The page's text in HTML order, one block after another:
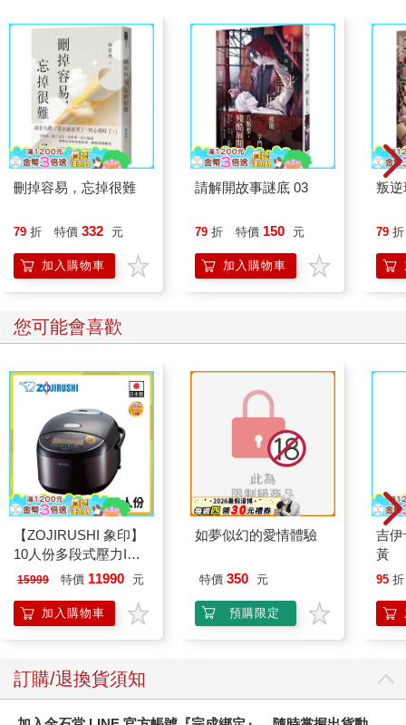
刪掉容易，忘掉很難
79 折 特價 332 元
加入購物車
請解開故事謎底 03
79 折 特價 150 元
加入購物車
叛逆
79 折
您可能會喜歡
【ZOJIRUSHI 象印】
10人份多段式壓力IH
微電腦電子鍋(NP-
15999 特價 11990 元
加入購物車
如夢似幻的愛情體驗
特價 350 元
預購限定
吉
黃
95 折
訂購/退換貨須知